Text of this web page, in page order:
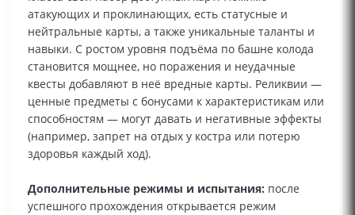
атакующих и проклинающих, есть статусные и
нейтральные карты, а также уникальные таланты и
навыки. С ростом уровня подъёма по башне колода
становится мощнее, но поражения и неудачные
квесты добавляют в неё вредные карты. Реликвии —
ценные предметы с бонусами к характеристикам или
способностям — могут давать и негативные эффекты
(например, запрет на отдых у костра или потерю
здоровья каждый ход).
Дополнительные режимы и испытания: после
успешного прохождения открывается режим